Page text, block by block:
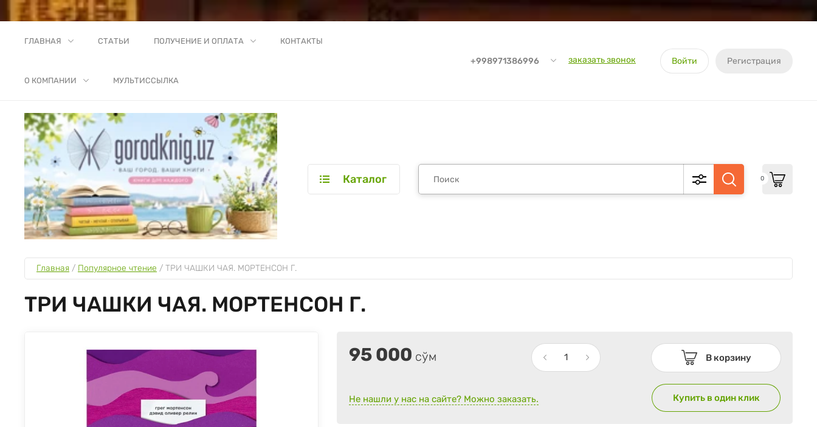
ГЛАВНАЯ СТАТЬИ ПОЛУЧЕНИЕ И ОПЛАТА КОНТАКТЫ
О КОМПАНИИ МУЛЬТИССЫЛКА
+998971386996 заказать звонок Войти Регистрация
Каталог 0
Главная / Популярное чтение / ТРИ ЧАШКИ ЧАЯ. МОРТЕНСОН Г.
ТРИ ЧАШКИ ЧАЯ. МОРТЕНСОН Г.
95 000 сўм В корзину
Купить в один клик
Не нашли у нас на сайте? Можно заказать.